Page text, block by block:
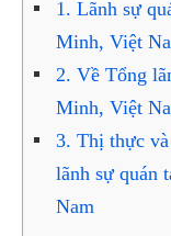
1. Lãnh sự
Minh, Việt
2. Về Tổng
Minh, Việt
3. Thị thực
lãnh sự quán
Nam